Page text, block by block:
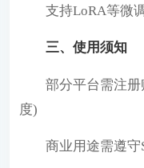
支持LoRA等微
三、使用须知
部分平台需注册
度)
商业用途需遵